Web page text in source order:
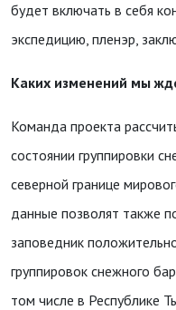
будет включать в себя
экспедицию, пленэр,
Каких изменений мы
Команда проекта
состоянии группировки
северной границе
данные позволят также
заповедник
группировок снежного
том числе в Республике